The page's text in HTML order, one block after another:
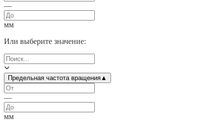
—
мм
Или выберите значение:
Предельная частота вращения▲
—
мм